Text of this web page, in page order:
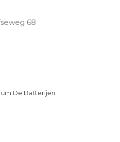
68
De Batterijen